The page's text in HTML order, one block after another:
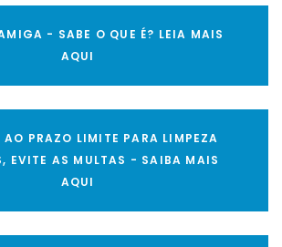
- SABE O QUE É? LEIA MAIS
AQUI
PRAZO LIMITE PARA LIMPEZA
EVITE AS MULTAS - SAIBA MAIS
AQUI